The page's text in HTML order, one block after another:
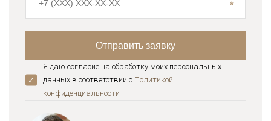
Я даю согласие на обработку моих персональных
данных в соответствии с Политикой
конфиденциальноcти